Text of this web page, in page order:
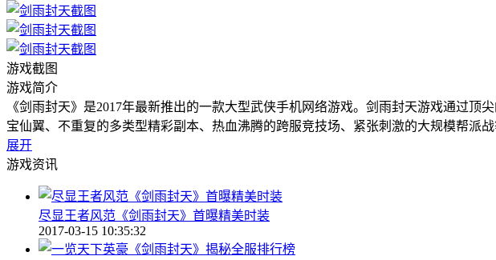
游戏截图
游戏简介
《剑雨封天》是2017年最新推出的一款大型武侠手机网络游戏。剑雨封天游戏通过
宝仙翼、不重复的多类型精彩副本、热血沸腾的跨服竞技场、紧张刺激的大规模帮派
展开
游戏资讯
尽显王者风范《剑雨封天》首曝精美时装
2017-03-15 10:35:32